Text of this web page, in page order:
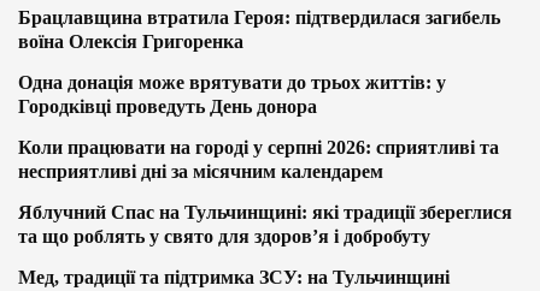
Брацлавщина втратила Героя: підтвердилася загибель
воїна Олексія Григоренка
Одна донація може врятувати до трьох життів: у
Городківці проведуть День донора
Коли працювати на городі у серпні 2026: сприятливі та
несприятливі дні за місячним календарем
Яблучний Спас на Тульчинщині: які традиції збереглися
та що роблять у свято для здоров’я і добробуту
Мед, традиції та підтримка ЗСУ: на Тульчинщині